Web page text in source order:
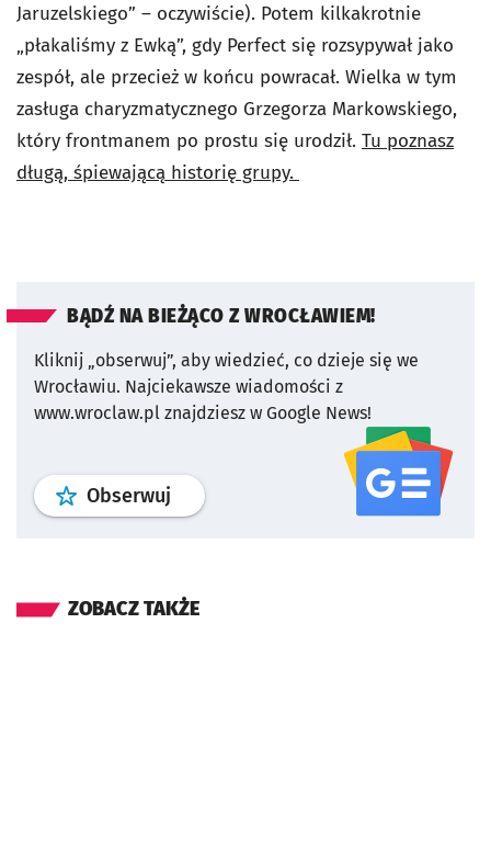
Jaruzelskiego” – oczywiście). Potem kilkakrotnie
„płakaliśmy z Ewką”, gdy Perfect się rozsypywał jako
zespół, ale przecież w końcu powracał. Wielka w tym
zasługa charyzmatycznego Grzegorza Markowskiego,
który frontmanem po prostu się urodził. Tu poznasz
długą, śpiewającą historię grupy.
BĄDŹ NA BIEŻĄCO Z WROCŁAWIEM!
Kliknij „obserwuj”, aby wiedzieć, co dzieje się we
Wrocławiu. Najciekawsze wiadomości z
www.wroclaw.pl znajdziesz w Google News!
Obserwuj profil serwisu
ZOBACZ TAKŻE